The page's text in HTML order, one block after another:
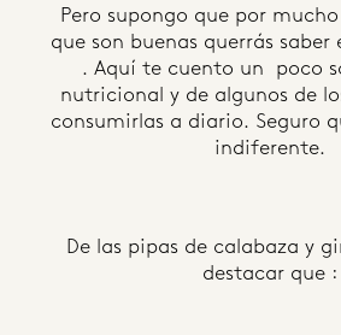
Pero supongo que por
que son buenas querrás saber
. Aquí te cuento un poco
nutricional y de algunos de
consumirlas a diario. Seguro
indiferente.
De las pipas de calabaza y
destacar que :